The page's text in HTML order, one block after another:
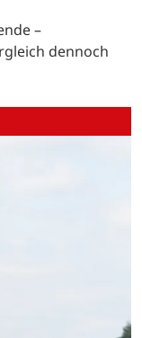
–
dennoch